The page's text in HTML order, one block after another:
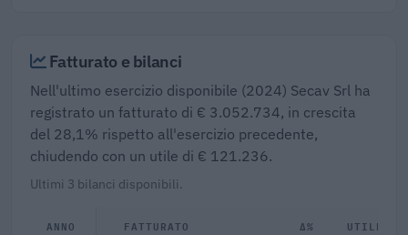
Fatturato e bilanci
Nell'ultimo esercizio disponibile (2024) Secav Srl ha
registrato un fatturato di € 3.052.734, in crescita
del 28,1% rispetto all'esercizio precedente,
chiudendo con un utile di € 121.236.
Ultimi 3 bilanci disponibili.
ANNO FATTURATO Δ% UTILE/